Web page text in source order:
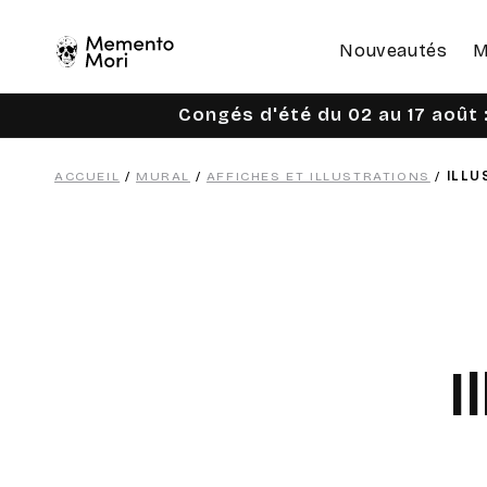
contenu
Nouveautés
Congés d'été du 02 au 17
ACCUEIL / MURAL / AFFICHES ET ILLUSTRATIONS /